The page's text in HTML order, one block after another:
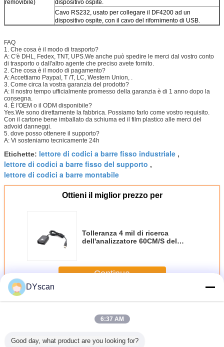
removibile)
dispositivo ospite.
Cavo RS232, usato per collegare il DF4200 ad un
dispositivo ospite, con il cavo del rifornimento di USB.
FAQ
1. Che cosa è il modo di trasporto?
A: C'è DHL, Fedex, TNT, UPS.We anche può spedire le merci dal vostro conto
di trasporto o dall'altro agente che preciso avete fornito.
2. Che cosa è il modo di pagamento?
A: Accettiamo Paypal, T /T, LC, Western Union, .
3. Come circa la vostra garanzia del prodotto?
A: Il nostro tempo ufficialmente promesso della garanzia è di 1 anno dopo la
consegna.
4. È l'OEM o il ODM disponibile?
Yes.We sono direttamente la fabbrica. Possiamo farlo come vostro requisito.
Con il cartone bene imballato da schiuma ed il film plastico alle merci del
advoid danneggi.
5. dove posso ottenere il supporto?
A: Vi sosteniamo tecnicamente 24h
Etichette: lettore di codici a barre fisso industriale ,
lettore di codici a barre fisso del supporto ,
lettore di codici a barre montabile
Ottieni il miglior prezzo per
Tolleranza 4 mil di ricerca
dell'analizzatore 60CM/S del
Continua
PiùAnalizzatore fisso del supporto
DYscan
6:37 AM
Good day, what product are you looking for?